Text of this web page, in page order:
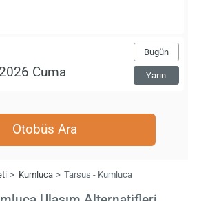
Bugün
Yarın
Otobüs Ara
Kumluca Tarsus - Kumluca